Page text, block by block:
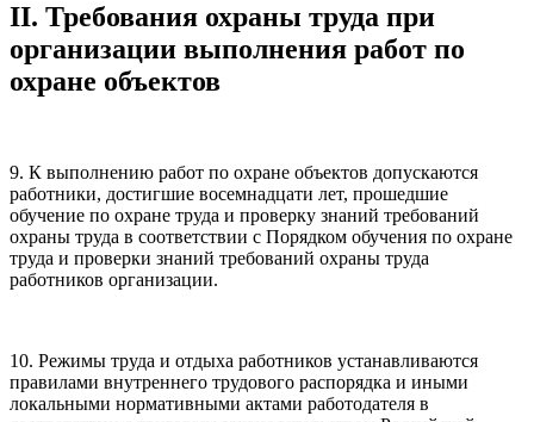
II. Требования охраны труда при
организации выполнения работ по
охране объектов
9. К выполнению работ по охране объектов допускаются
работники, достигшие восемнадцати лет, прошедшие
обучение по охране труда и проверку знаний требований
охраны труда в соответствии с Порядком обучения по охране
труда и проверки знаний требований охраны труда
работников организации.
10. Режимы труда и отдыха работников устанавливаются
правилами внутреннего трудового распорядка и иными
локальными нормативными актами работодателя в